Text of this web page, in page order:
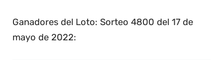
Ganadores del Loto: Sorteo 4800 del 17 de
mayo de 2022: